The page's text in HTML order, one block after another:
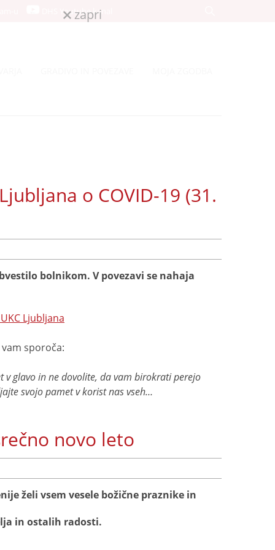
u DHS Youtube kanal
o COVID-19 (31.
bolnikom. V povezavi se nahaja
Ljubljana
sporoča:
v glavo in ne dovolite, da vam birokrati perejo
svojo pamet v korist nas vseh…
novo leto
želi vsem vesele božične praznike in
in ostalih radosti.
zapri